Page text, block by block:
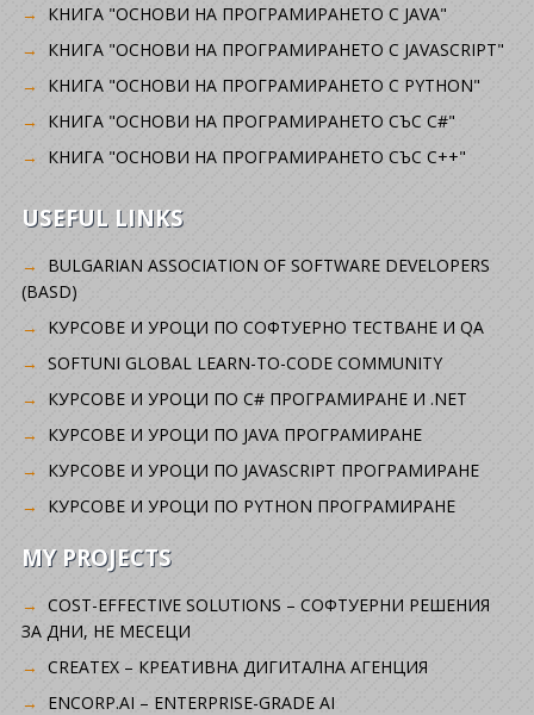
КНИГА "ОСНОВИ НА ПРОГРАМИРАНЕТО С JAVA"
КНИГА "ОСНОВИ НА ПРОГРАМИРАНЕТО С JAVASCRIPT"
КНИГА "ОСНОВИ НА ПРОГРАМИРАНЕТО С PYTHON"
КНИГА "ОСНОВИ НА ПРОГРАМИРАНЕТО СЪС C#"
КНИГА "ОСНОВИ НА ПРОГРАМИРАНЕТО СЪС C++"
USEFUL LINKS
BULGARIAN ASSOCIATION OF SOFTWARE DEVELOPERS
(BASD)
KУРСОВЕ И УРОЦИ ПО СОФТУЕРНО ТЕСТВАНЕ И QA
SOFTUNI GLOBAL LEARN-TO-CODE COMMUNITY
КУРСОВЕ И УРОЦИ ПО C# ПРОГРАМИРАНЕ И .NET
КУРСОВЕ И УРОЦИ ПО JAVA ПРОГРАМИРАНЕ
КУРСОВЕ И УРОЦИ ПО JAVASCRIPT ПРОГРАМИРАНЕ
КУРСОВЕ И УРОЦИ ПО PYTHON ПРОГРАМИРАНЕ
MY PROJECTS
COST-EFFECTIVE SOLUTIONS – СОФТУЕРНИ РЕШЕНИЯ
ЗА ДНИ, НЕ МЕСЕЦИ
CREATEX – КРЕАТИВНА ДИГИТАЛНА АГЕНЦИЯ
ENCORP.AI – ENTERPRISE-GRADE AI